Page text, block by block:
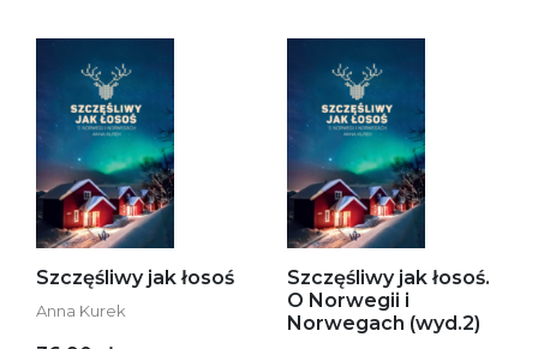
Szczęśliwy jak łosoś
Anna Kurek
Szczęśliwy jak łosoś.
O Norwegii i
Norwegach (wyd.2)